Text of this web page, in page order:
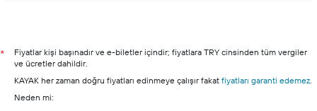
Marmaris otelleri
*
Fiyatlar kişi başınadır ve e-biletler içindir; fiyatlara TRY cinsinden tüm vergiler
ve ücretler dahildir.
KAYAK her zaman doğru fiyatları edinmeye çalışır fakat fiyatları garanti edemez.
Neden mi: